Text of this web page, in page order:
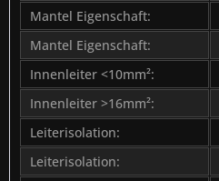
Mantel Eigenschaft:
Mantel Eigenschaft:
Innenleiter <10mm²:
Innenleiter >16mm²:
Leiterisolation:
Leiterisolation: